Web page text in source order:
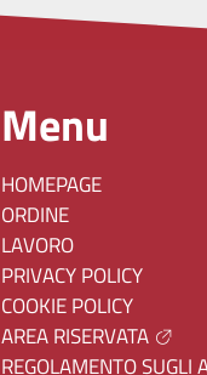
Menu
HOMEPAGE
ORDINE
LAVORO
PRIVACY POLICY
COOKIE POLICY
AREA RISERVATA
REGOLAMENTO SUGLI